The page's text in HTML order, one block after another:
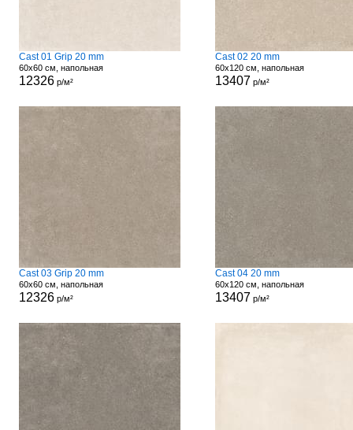
Cast 01 Grip 20 mm
60x60 см, напольная
12326р/м²
Cast 02 20 mm
60x120 см, напольная
13407 р/м²
Cast 03 Grip 20 mm
60x60 см, напольная
12326р/м²
Cast 04 20 mm
60x120 см, напольная
13407 р/м²